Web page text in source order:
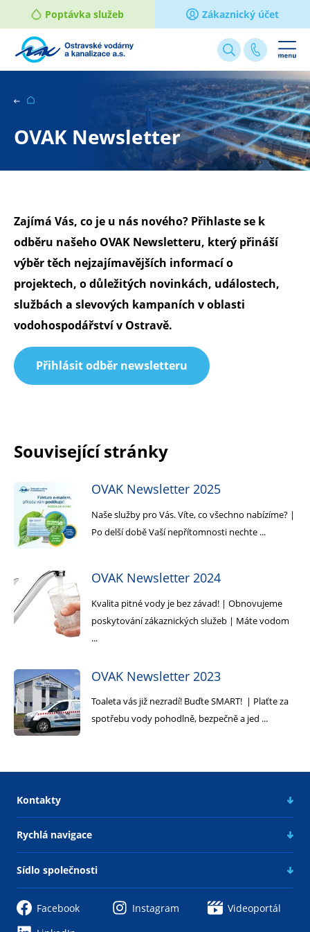
Poptávka služeb Zákaznický účet
Webové
stránky
míru
OVAK Newsletter
Zajímá Vás, co je u nás nového? Přihlaste se k
odběru našeho OVAK Newsletteru, který přináší
výběr těch nejzajímavějších informací o
projektech, o důležitých novinkách, událostech,
službách a slevových kampaních v oblasti
vodohospodářství v Ostravě.
Přihlásit odběr newsletteru
Související stránky
OVAK Newsletter 2025
Naše služby pro Vás. Víte, co všechno nabízíme? |
Po delší době Vaší nepřítomnosti nechte ...
OVAK Newsletter 2024
Kvalita pitné vody je bez závad! | Obnovujeme
poskytování zákaznických služeb | Máte vodom
...
OVAK Newsletter 2023
Toaleta vás již nezradí! Buďte SMART! | Plaťte za
spotřebu vody pohodlně, bezpečně a jed ...
Kontakty
Rychlá navigace
Sídlo společnosti
Facebook Instagram
Videoportál